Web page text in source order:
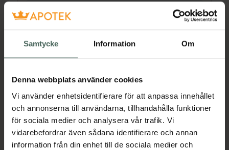
Samtycke Information Om
Denna webbplats använder cookies
Vi använder enhetsidentifierare för att anpassa innehållet
och annonserna till användarna, tillhandahålla funktioner
för sociala medier och analysera vår trafik. Vi
vidarebefordrar även sådana identifierare och annan
information från din enhet till de sociala medier och
Natracare Binda Ultra
Extra Normal Vingar
Binda, 12 st
Pris online
Köp båda för:83,80 kr
Köp båda